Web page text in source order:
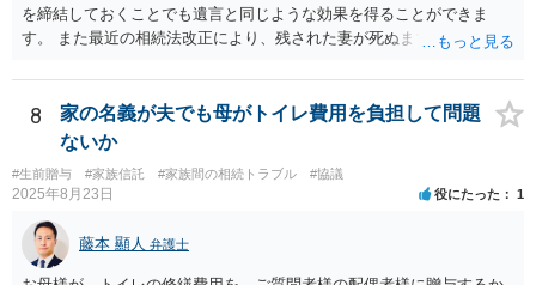
を締結しておくことでも遺言と同じような効果を得ることができま
す。 また最近の相続法改正により、残された妻が死ぬまで家に住み続
で、その制度を活用する方法も考えられます。 もし契約書の作成まで
視野に入れておられる場合は、お近くの弁護士、できれば相続に強い
弁護士にご相談なさるとよいでしょう。
8
家の名義が夫でも母がトイレ費用を負担して問題
ないか
#生前贈与 #家族信託 #家族間の相続トラブル #協議
2025年8月23日 役にたった 1
藤本 顯人 弁護士